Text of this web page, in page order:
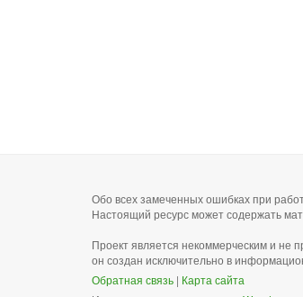
Обо всех замеченных ошибках при
Настоящий ресурс может содержать
Проект является некоммерческим и не
он создан исключительно в
Обратная связь | Карта сайта